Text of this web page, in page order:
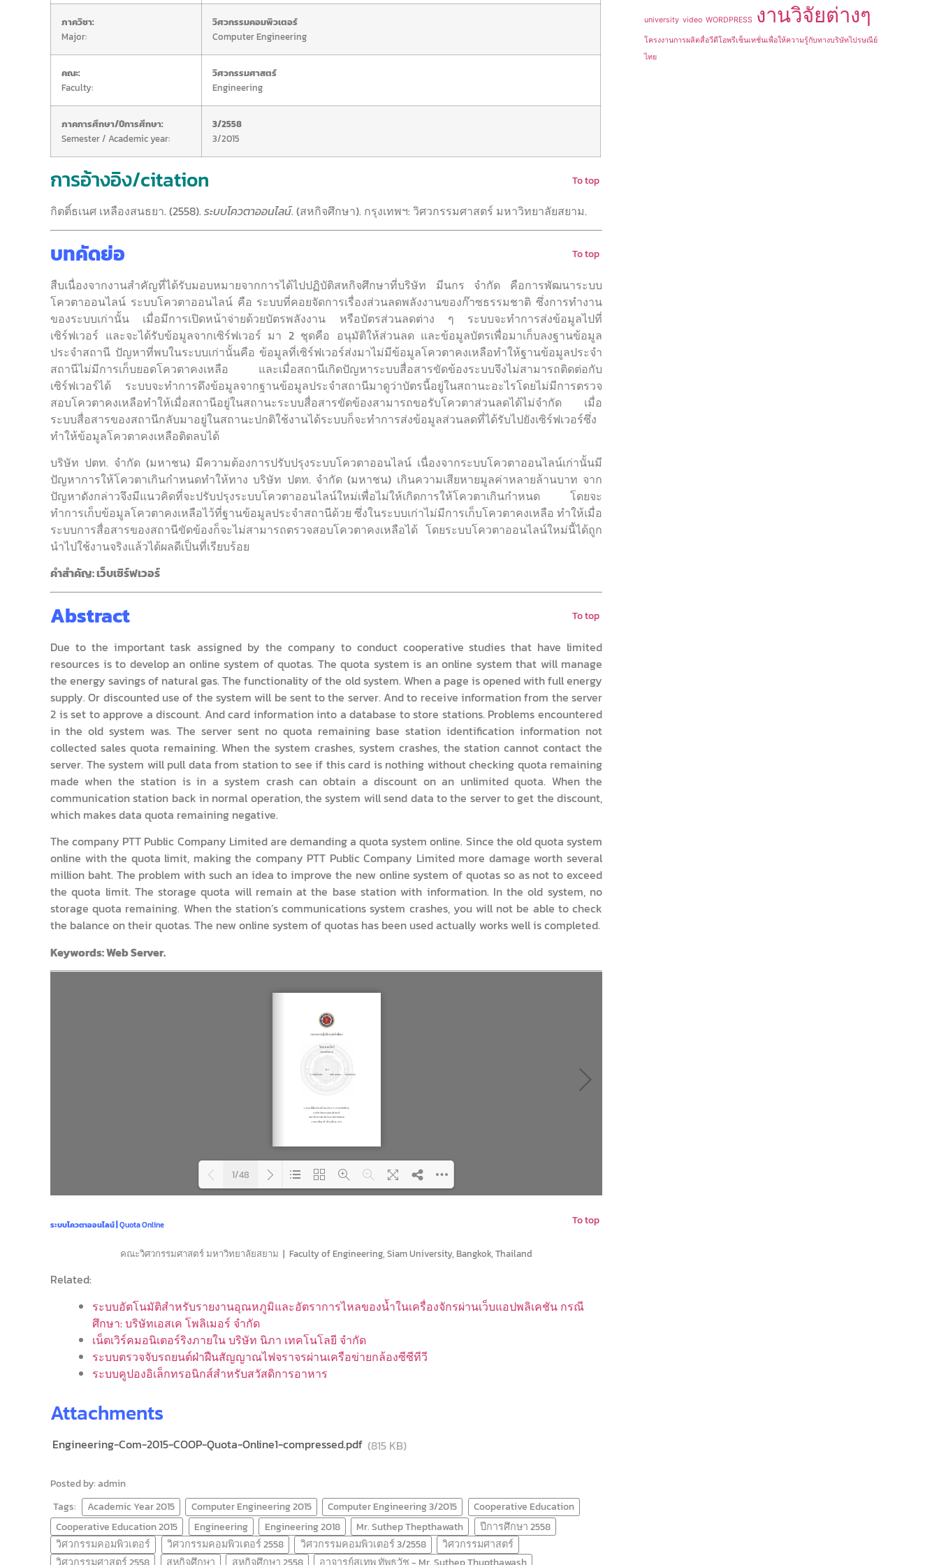
ภาควิชา:
Major:
วิศวกรรมคอมพิวเตอร์
Computer Engineering
คณะ:
Faculty:
วิศวกรรมศาสตร์
Engineering
ภาคการศึกษา/ปีการศึกษา:
Semester / Academic year:
3/2558
3/2015
การอ้างอิง/citation To top
กิตติ์ธเนศ เหลืองสนธยา. (2558). ระบบโควตาออนไลน์. (สหกิจศึกษา). กรุงเทพฯ: วิศวกรรมศาสตร์ มหาวิทยาลัยสยาม.
บทคัดย่อ To top
สืบเนื่องจากงานสำคัญที่ได้รับมอบหมายจากการได้ไปปฏิบัติสหกิจศึกษาที่บริษัท มีนกร จำกัด คือการพัฒนาระบบ
โควตาออนไลน์ ระบบโควตาออนไลน์ คือ ระบบที่คอยจัดการเรื่องส่วนลดพลังงานของก๊าซธรรมชาติ ซึ่งการทำงาน
ของระบบเก่านั้น เมื่อมีการเปิดหน้าจ่ายด้วยบัตรพลังงาน หรือบัตรส่วนลดต่าง ๆ ระบบจะทำการส่งข้อมูลไปที่
เซิร์ฟเวอร์ และจะได้รับข้อมูลจากเซิร์ฟเวอร์ มา 2 ชุดคือ อนุมัติให้ส่วนลด และข้อมูลบัตรเพื่อมาเก็บลงฐานข้อมูล
ประจำสถานี ปัญหาที่พบในระบบเก่านั้นคือ ข้อมูลที่เซิร์ฟเวอร์ส่งมาไม่มีข้อมูลโควตาคงเหลือทำให้ฐานข้อมูลประจำ
สถานีไม่มีการเก็บยอดโควตาคงเหลือ และเมื่อสถานีเกิดปัญหาระบบสื่อสารขัดข้องระบบจึงไม่สามารถติดต่อกับ
เซิร์ฟเวอร์ได้ ระบบจะทำการดึงข้อมูลจากฐานข้อมูลประจำสถานีมาดูว่าบัตรนี้อยู่ในสถานะอะไรโดยไม่มีการตรวจ
สอบโควตาคงเหลือทำให้เมื่อสถานีอยู่ในสถานะระบบสื่อสารขัดข้องสามารถขอรับโควตาส่วนลดได้ไม่จำกัด เมื่อ
ระบบสื่อสารของสถานีกลับมาอยู่ในสถานะปกติใช้งานได้ระบบก็จะทำการส่งข้อมูลส่วนลดที่ได้รับไปยังเซิร์ฟเวอร์ซึ่ง
ทำให้ข้อมูลโควตาคงเหลือติดลบได้
บริษัท ปตท. จำกัด (มหาชน) มีความต้องการปรับปรุงระบบโควตาออนไลน์ เนื่องจากระบบโควตาออนไลน์เก่านั้นมี
ปัญหาการให้โควตาเกินกำหนดทำให้ทาง บริษัท ปตท. จำกัด (มหาชน) เกินความเสียหายมูลค่าหลายล้านบาท จาก
ปัญหาดังกล่าวจึงมีแนวคิดที่จะปรับปรุงระบบโควตาออนไลน์ใหม่เพื่อไม่ให้เกิดการให้โควตาเกินกำหนด โดยจะ
ทำการเก็บข้อมูลโควตาคงเหลือไว้ที่ฐานข้อมูลประจำสถานีด้วย ซึ่งในระบบเก่าไม่มีการเก็บโควตาคงเหลือ ทำให้เมื่อ
ระบบการสื่อสารของสถานีขัดข้องก็จะไม่สามารถตรวจสอบโควตาคงเหลือได้ โดยระบบโควตาออนไลน์ใหม่นี้ได้ถูก
นำไปใช้งานจริงแล้วได้ผลดีเป็นที่เรียบร้อย
คำสำคัญ: เว็บเซิร์ฟเวอร์
Abstract To top
Due to the important task assigned by the company to conduct cooperative studies that have limited
resources is to develop an online system of quotas. The quota system is an online system that will manage
the energy savings of natural gas. The functionality of the old system. When a page is opened with full energy
supply. Or discounted use of the system will be sent to the server. And to receive information from the server
2 is set to approve a discount. And card information into a database to store stations. Problems encountered
in the old system was. The server sent no quota remaining base station identification information not
collected sales quota remaining. When the system crashes, system crashes, the station cannot contact the
server. The system will pull data from station to see if this card is nothing without checking quota remaining
made when the station is in a system crash can obtain a discount on an unlimited quota. When the
communication station back in normal operation, the system will send data to the server to get the discount,
which makes data quota remaining negative.
The company PTT Public Company Limited are demanding a quota system online. Since the old quota system
online with the quota limit, making the company PTT Public Company Limited more damage worth several
million baht. The problem with such an idea to improve the new online system of quotas so as not to exceed
the quota limit. The storage quota will remain at the base station with information. In the old system, no
storage quota remaining. When the station’s communications system crashes, you will not be able to check
the balance on their quotas. The new online system of quotas has been used actually works well is completed.
Keywords: Web Server.
1/48
ระบบโควตาออนไลน์ | Quota Online To top
คณะวิศวกรรมศาสตร์ มหาวิทยาลัยสยาม | Faculty of Engineering, Siam University, Bangkok, Thailand
Related:
ระบบอัตโนมัติสำหรับรายงานอุณหภูมิและอัตราการไหลของน้ำในเครื่องจักรผ่านเว็บแอปพลิเคชัน กรณี
ศึกษา: บริษัทเอสเค โพลิเมอร์ จำกัด
เน็ตเวิร์คมอนิเตอร์ริงภายใน บริษัท นิภา เทคโนโลยี จำกัด
ระบบตรวจจับรถยนต์ฝ่าฝืนสัญญาณไฟจราจรผ่านเครือข่ายกล้องซีซีทีวี
ระบบคูปองอิเล็กทรอนิกส์สำหรับสวัสดิการอาหาร
Attachments
Engineering-Com-2015-COOP-Quota-Online1-compressed.pdf (815 KB)
Posted by: admin
Tags:
Academic Year 2015 Computer Engineering 2015 Computer Engineering 3/2015
Cooperative Education
Cooperative Education 2015
Engineering Engineering 2018 Mr. Suthep Thepthawath
ปีการศึกษา 2558
วิศวกรรมคอมพิวเตอร์
วิศวกรรมคอมพิวเตอร์ 2558 วิศวกรรมคอมพิวเตอร์ 3/2558
วิศวกรรมศาสตร์
university video WORDPRESS งานวิจัยต่างๆ
โครงงานการผลิตสื่อวีดีโอพรีเซ็นเทชั่นเพื่อให้ความรู้กับทางบริษัทไปรษณีย์
ไทย